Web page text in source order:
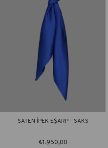
SATEN İPEK EŞARP - SAKS
₺1.950,00